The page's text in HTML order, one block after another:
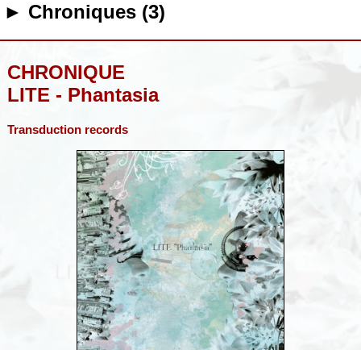
► Chroniques (3)
CHRONIQUE
LITE - Phantasia
Transduction records